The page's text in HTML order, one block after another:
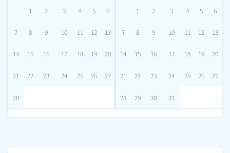
1 2 3 4 5 6
7 8 9 10 11 12 13
14 15 16 17 18 19 20
21 22 23 24 25 26 27
28
1 2 3 4 5 6
7 8 9 10 11 12 13
14 15 16 17 18 19 20
21 22 23 24 25 26 27
28 29 30 31